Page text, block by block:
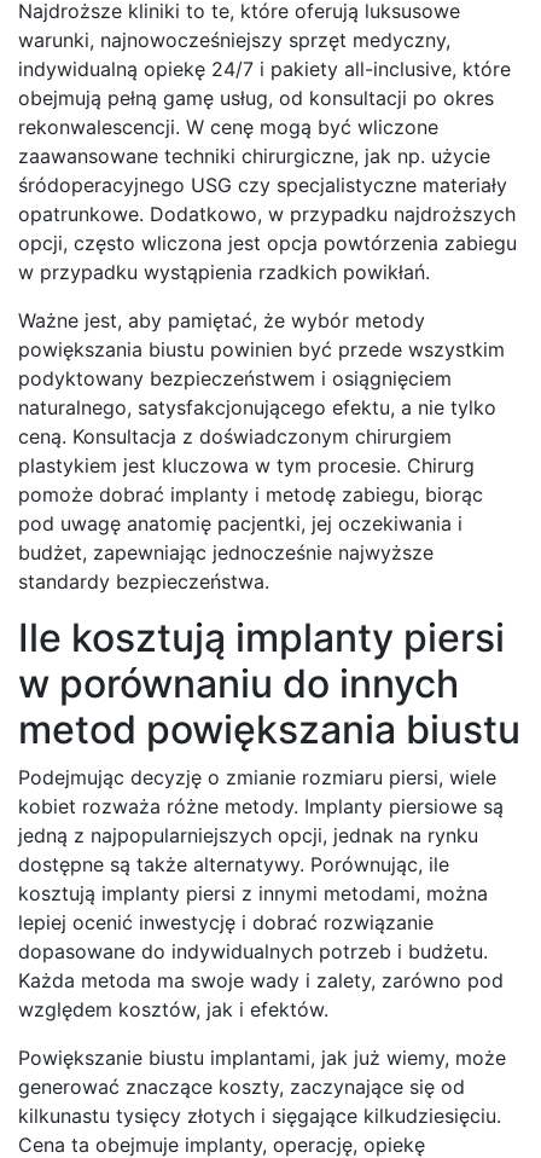
Najdroższe kliniki to te, które oferują luksusowe
warunki, najnowocześniejszy sprzęt medyczny,
indywidualną opiekę 24/7 i pakiety all-inclusive, które
obejmują pełną gamę usług, od konsultacji po okres
rekonwalescencji. W cenę mogą być wliczone
zaawansowane techniki chirurgiczne, jak np. użycie
śródoperacyjnego USG czy specjalistyczne materiały
opatrunkowe. Dodatkowo, w przypadku najdroższych
opcji, często wliczona jest opcja powtórzenia zabiegu
w przypadku wystąpienia rzadkich powikłań.
Ważne jest, aby pamiętać, że wybór metody
powiększania biustu powinien być przede wszystkim
podyktowany bezpieczeństwem i osiągnięciem
naturalnego, satysfakcjonującego efektu, a nie tylko
ceną. Konsultacja z doświadczonym chirurgiem
plastykiem jest kluczowa w tym procesie. Chirurg
pomoże dobrać implanty i metodę zabiegu, biorąc
pod uwagę anatomię pacjentki, jej oczekiwania i
budżet, zapewniając jednocześnie najwyższe
standardy bezpieczeństwa.
Ile kosztują implanty piersi
w porównaniu do innych
metod powiększania biustu
Podejmując decyzję o zmianie rozmiaru piersi, wiele
kobiet rozważa różne metody. Implanty piersiowe są
jedną z najpopularniejszych opcji, jednak na rynku
dostępne są także alternatywy. Porównując, ile
kosztują implanty piersi z innymi metodami, można
lepiej ocenić inwestycję i dobrać rozwiązanie
dopasowane do indywidualnych potrzeb i budżetu.
Każda metoda ma swoje wady i zalety, zarówno pod
względem kosztów, jak i efektów.
Powiększanie biustu implantami, jak już wiemy, może
generować znaczące koszty, zaczynające się od
kilkunastu tysięcy złotych i sięgające kilkudziesięciu.
Cena ta obejmuje implanty, operację, opiekę